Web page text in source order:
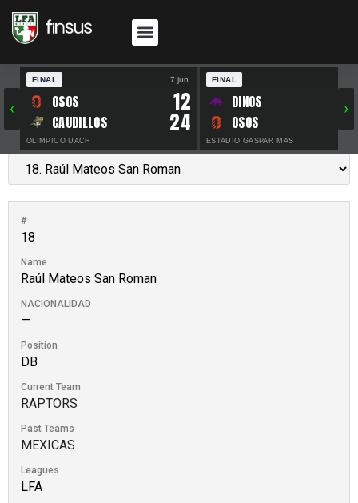
‹
FINAL 7 jun.
OSOS 12
CAUDILLOS 24
OLÍMPICO UACH
FINAL
DINOS
OSOS
ESTADIO GASPAR MAS
›
#
18
Name
Raúl Mateos San Roman
NACIONALIDAD
—
Position
DB
Current Team
RAPTORS
Past Teams
MEXICAS
Leagues
LFA